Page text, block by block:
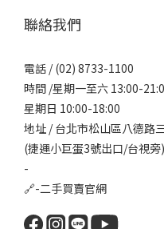
聯絡我們
電話 / (02) 8733-1100
時間 /星期一至六 13:00-
星期日 10:00-18:00
地址 / 台北市松山區八德路
(捷運小巨蛋3號出口/台視旁)
-
🔗-二手買賣官網